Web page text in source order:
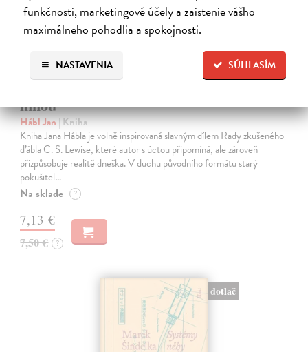
funkčnosti, marketingové účely a zaistenie vášho
maximálneho pohodlia a spokojnosti.
SÚHLASÍM
NASTAVENIA
mnou
Hábl Jan| Kniha
Kniha Jana Hábla je volně inspirovaná slavným dílem Rady zkušeného
ďábla C. S. Lewise, které autor s úctou připomíná, ale zároveň
přizpůsobuje realitě dneška. V duchu původního formátu starý
pokušitel…
Na sklade ?
7,13 €
7,50 € ?
dotlač